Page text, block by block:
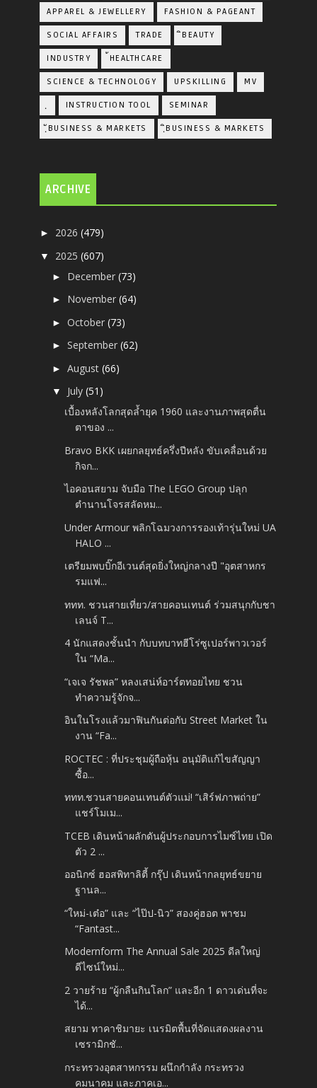
APPAREL & JEWELLERY FASHION & PAGEANT
SOCIAL AFFAIRS TRADE ิBEAUTY
INDUSTRY ้HEALTHCARE
SCIENCE & TECHNOLOGY UPSKILLING MV
INSTRUCTION TOOL SEMINAR
ฺัBUSINESS & MARKETS ฺิBUSINESS & MARKETS
ARCHIVE
► 2026(479)
▼ 2025(607)
► December(73)
► November(64)
►October(73)
►September(62)
►August(66)
▼ July(51)
เบื้องหลังโลกสุดล้ำยุค 1960 และงานภาพสุดตื่น
ตาของ ...
Bravo BKK เผยกลยุทธ์ครึ่งปีหลัง ขับเคลื่อนด้วย
กิจก...
ไอคอนสยาม จับมือ The LEGO Group ปลุก
ตำนานโจรสลัดหม...
Under Armour พลิกโฉมวงการรองเท้ารุ่นใหม่ UA
HALO ...
เตรียมพบบิ๊กอีเวนต์สุดยิ่งใหญ่กลางปี "อุตสาหกร
รมแฟ...
ททท. ชวนสายเที่ยว/สายคอนเทนต์ ร่วมสนุกกับชา
เลนจ์ T...
4 นักแสดงชั้นนำ กับบทบาทฮีโร่ซูเปอร์พาวเวอร์
ใน “Ma...
“เจเจ รัชพล” หลงเสน่ห์อาร์ตทอยไทย ชวน
ทำความรู้จักจ...
อินในโรงแล้วมาฟินกันต่อกับ Street Market ใน
งาน “Fa...
ROCTEC : ที่ประชุมผู้ถือหุ้น อนุมัติแก้ไขสัญญา
ซื้อ...
ททท.ชวนสายคอนเทนต์ตัวแม่! “เสิร์ฟภาพถ่าย”
แชร์โมเม...
TCEB เดินหน้าผลักดันผู้ประกอบการไมซ์ไทย เปิด
ตัว 2 ...
ออนิกซ์ ฮอสพิทาลิตี้ กรุ๊ป เดินหน้ากลยุทธ์ขยาย
ฐานล...
“ใหม่-เต๋อ” และ “ไป๊ป-นิว” สองคู่ฮอต พาชม
“Fantast...
Modernform The Annual Sale 2025 ดีลใหญ่
ดีไซน์ใหม่...
2 วายร้าย “ผู้กลืนกินโลก” และอีก 1 ดาวเด่นที่จะ
ได้...
สยาม ทาคาชิมายะ เนรมิตพื้นที่จัดแสดงผลงาน
เซรามิกชั...
กระทรวงอุตสาหกรรม ผนึกกำลัง กระทรวง
คมนาคม และภาคเอ...